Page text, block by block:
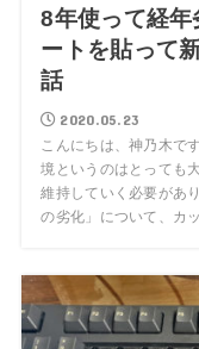
8年使って経
ートを貼って
話
2020.05.23
こんにちは、神乃木で
境というのはとっても
維持していく必要があ
の劣化」について、カ